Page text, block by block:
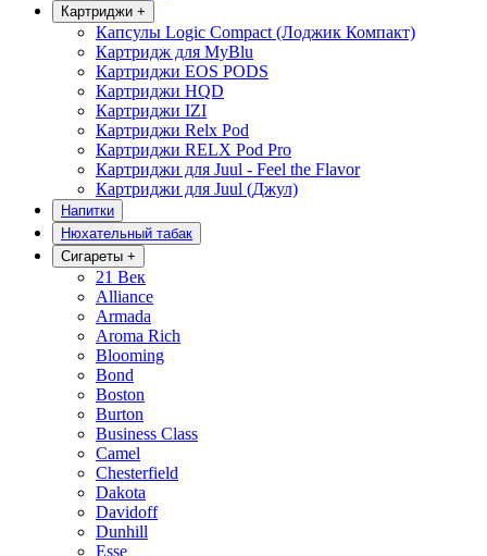
Картриджи +
Капсулы Logic Compact (Лоджик Компакт)
Картридж для MyBlu
Картриджи EOS PODS
Картриджи HQD
Картриджи IZI
Картриджи Relx Pod
Картриджи RELX Pod Pro
Картриджи для Juul - Feel the Flavor
Картриджи для Juul (Джул)
Напитки
Нюхательный табак
Сигареты +
21 Век
Alliance
Armada
Aroma Rich
Blooming
Bond
Boston
Burton
Business Class
Camel
Chesterfield
Dakota
Davidoff
Dunhill
Esse